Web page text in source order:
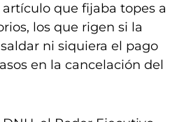
que fijaba topes a
los que rigen si la
ni siquiera el pago
en la cancelación del